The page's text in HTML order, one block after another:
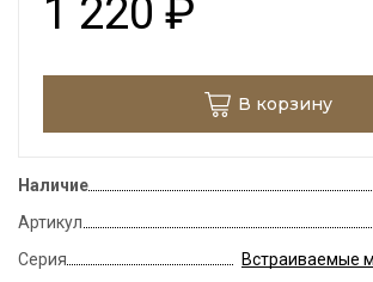
1 220 ₽
В корзину
Наличие
Артикул
Серия
Встраиваемые